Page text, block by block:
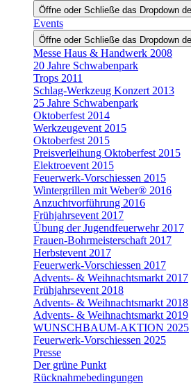
Öffne oder Schließe das Dropdown
Events
Öffne oder Schließe das Dropdown
Messe Haus & Handwerk 2008
20 Jahre Schwabenpark
Trops 2011
Schlag-Werkzeug Konzert 2013
25 Jahre Schwabenpark
Oktoberfest 2014
Werkzeugevent 2015
Oktoberfest 2015
Preisverleihung Oktoberfest 2015
Elektroevent 2015
Feuerwerk-Vorschiessen 2015
Wintergrillen mit Weber® 2016
Anzuchtvorführung 2016
Frühjahrsevent 2017
Übung der Jugendfeuerwehr 2017
Frauen-Bohrmeisterschaft 2017
Herbstevent 2017
Feuerwerk-Vorschiessen 2017
Advents- & Weihnachtsmarkt 2017
Frühjahrsevent 2018
Advents- & Weihnachtsmarkt 2018
Advents- & Weihnachtsmarkt 2019
WUNSCHBAUM-AKTION 2025
Feuerwerk-Vorschiessen 2025
Presse
Der grüne Punkt
Rücknahmebedingungen